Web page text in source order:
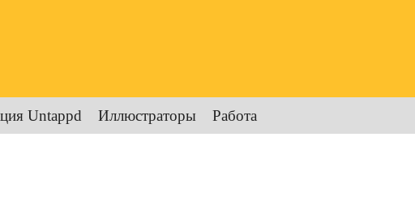
Untappd Иллюстраторы Работа